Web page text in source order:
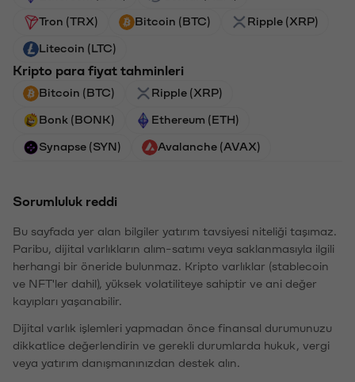
Tron (TRX) Bitcoin (BTC) Ripple (XRP)
Litecoin (LTC)
Kripto para fiyat tahminleri
Bitcoin (BTC) Ripple (XRP)
Bonk (BONK) Ethereum (ETH)
Synapse (SYN) Avalanche (AVAX)
Sorumluluk reddi
Bu sayfada yer alan bilgiler yatırım tavsiyesi niteliği taşımaz.
Paribu, dijital varlıkların alım-satımı veya saklanmasıyla ilgili
herhangi bir öneride bulunmaz. Kripto varlıklar (stablecoin
ve NFT'ler dahil), yüksek volatiliteye sahiptir ve ani değer
kayıpları yaşanabilir.
Dijital varlık işlemleri yapmadan önce finansal durumunuzu
dikkatlice değerlendirin ve gerekli durumlarda hukuk, vergi
veya yatırım danışmanınızdan destek alın.